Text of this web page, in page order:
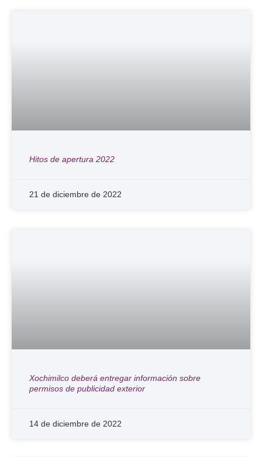
Hitos de apertura 2022
21 de diciembre de 2022
Xochimilco deberá entregar información sobre
permisos de publicidad exterior
14 de diciembre de 2022